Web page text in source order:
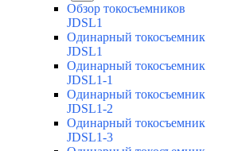
Обзор токосъемников
JDSL1
Одинарный токосъемник
JDSL1
Одинарный токосъемник
JDSL1-1
Одинарный токосъемник
JDSL1-2
Одинарный токосъемник
JDSL1-3